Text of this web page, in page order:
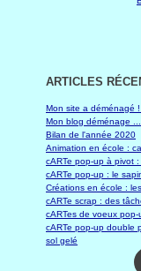
ARTICLES
Mon site a déménagé
Mon blog déménage ...
Bilan de l'année 2020
Animation en école :
cARTe pop-up à pivot
cARTe pop-up : le
Créations en école :
cARTe scrap : des
cARTes de voeux
cARTe pop-up double
sol gelé